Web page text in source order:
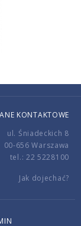
KONTAKTOWE
ul. Śniadeckich 8
00-656 Warszawa
tel.: 22 5228100
Jak dojechać?